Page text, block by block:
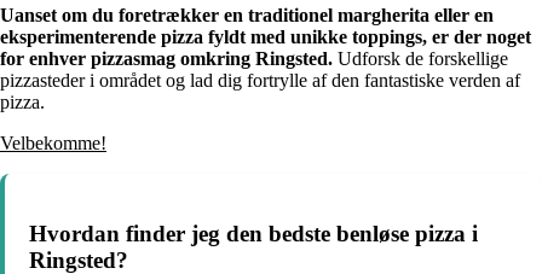
Uanset om du foretrækker en traditionel margherita eller en
eksperimenterende pizza fyldt med unikke toppings, er der noget
for enhver pizzasmag omkring Ringsted. Udforsk de forskellige
pizzasteder i området og lad dig fortrylle af den fantastiske verden af
pizza.
Velbekomme!
Hvordan finder jeg den bedste benløse pizza i
Ringsted?